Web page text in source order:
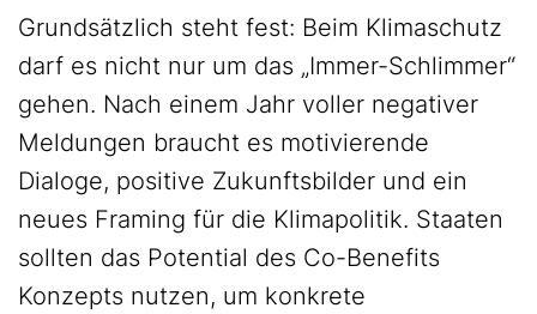
Grundsätzlich steht fest: Beim Klimaschutz
darf es nicht nur um das „Immer-Schlimmer“
gehen. Nach einem Jahr voller negativer
Meldungen braucht es motivierende
Dialoge, positive Zukunftsbilder und ein
neues Framing für die Klimapolitik. Staaten
sollten das Potential des Co-Benefits
Konzepts nutzen, um konkrete